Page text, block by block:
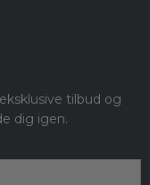
tilbud og
dig igen.